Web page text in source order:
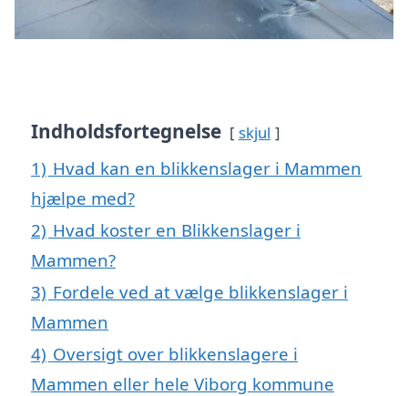
Indholdsfortegnelse skjul
1) Hvad kan en blikkenslager i Mammen
hjælpe med?
2) Hvad koster en Blikkenslager i
Mammen?
3) Fordele ved at vælge blikkenslager i
Mammen
4) Oversigt over blikkenslagere i
Mammen eller hele Viborg kommune